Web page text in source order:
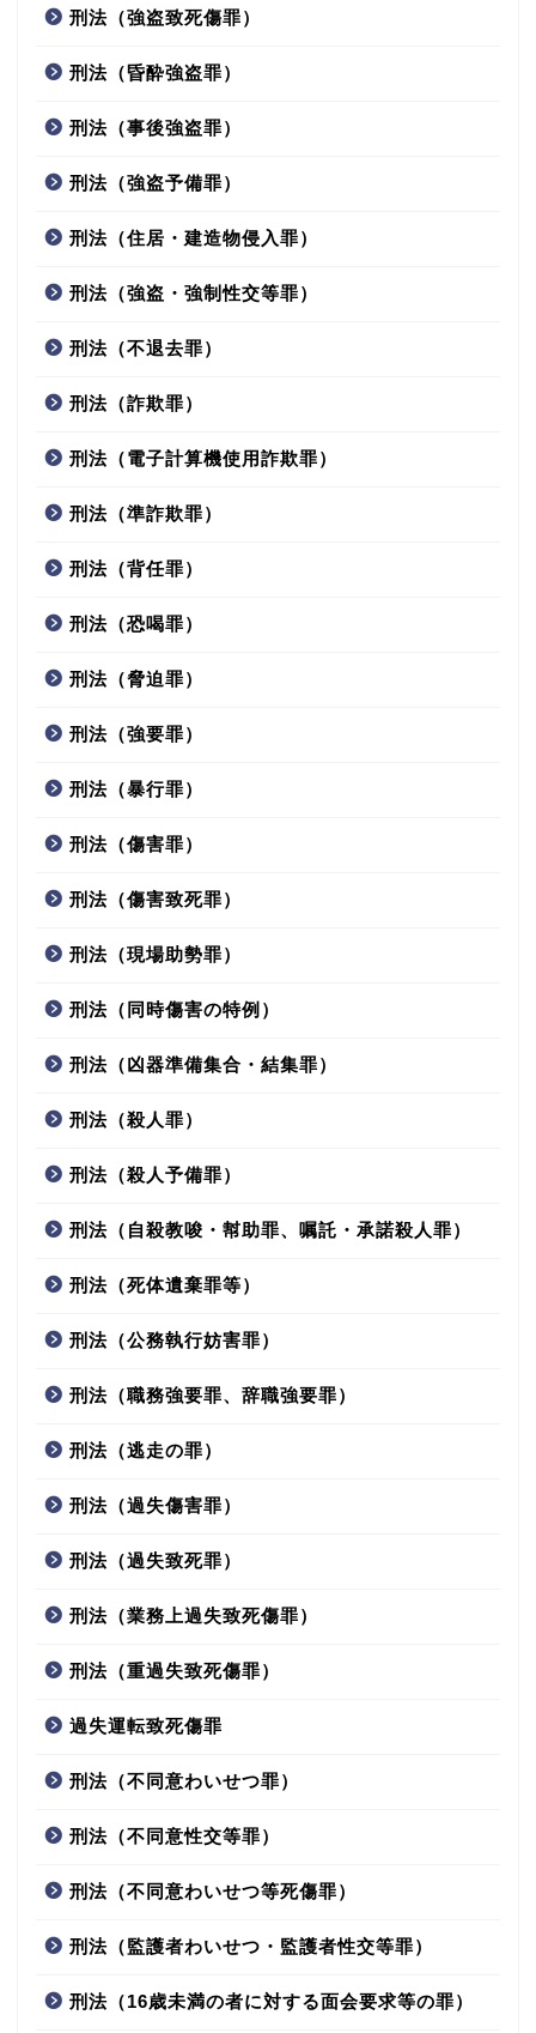
刑法（強盗致死傷罪）
刑法（昏酔強盗罪）
刑法（事後強盗罪）
刑法（強盗予備罪）
刑法（住居・建造物侵入罪）
刑法（強盗・強制性交等罪）
刑法（不退去罪）
刑法（詐欺罪）
刑法（電子計算機使用詐欺罪）
刑法（準詐欺罪）
刑法（背任罪）
刑法（恐喝罪）
刑法（脅迫罪）
刑法（強要罪）
刑法（暴行罪）
刑法（傷害罪）
刑法（傷害致死罪）
刑法（現場助勢罪）
刑法（同時傷害の特例）
刑法（凶器準備集合・結集罪）
刑法（殺人罪）
刑法（殺人予備罪）
刑法（自殺教唆・幇助罪、嘱託・承諾殺人罪）
刑法（死体遺棄罪等）
刑法（公務執行妨害罪）
刑法（職務強要罪、辞職強要罪）
刑法（逃走の罪）
刑法（過失傷害罪）
刑法（過失致死罪）
刑法（業務上過失致死傷罪）
刑法（重過失致死傷罪）
過失運転致死傷罪
刑法（不同意わいせつ罪）
刑法（不同意性交等罪）
刑法（不同意わいせつ等死傷罪）
刑法（監護者わいせつ・監護者性交等罪）
刑法（16歳未満の者に対する面会要求等の罪）